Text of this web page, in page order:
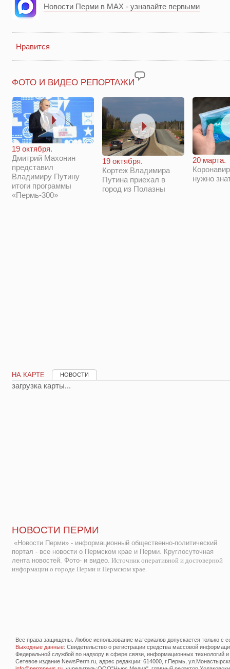
Новости Перми в MAX - узнавайте первыми
Нравится
ФОТО И ВИДЕО РЕПОРТАЖИ
19 октября.
Дмитрий Махонин
представил
Владимиру Путину
итоги программы
«Пермь-300»
19 октября.
Кортеж Владимира
Путина приехал в
город из Полазны
20 марта.
нужно
НА КАРТЕ НОВОСТИ
загрузка карты...
НОВОСТИ ПЕРМИ
«Новости Перми» - информационный общественно-политический
портал - все новости о Пермском крае и Перми. Круглосуточная
лента новостей. Фото- и видео. Источник оперативной и достоверной
информации о городе Перми и Пермском крае.
Все права защищены. Любое использование материалов допускается только с
Выходные данные: Свидетельство о регистрации средства массовой
Федеральной службой по надзору в сфере связи, информационных технологий
Сетевое издание NewsPerm.ru, адрес редакции: 614000, г.Пермь,